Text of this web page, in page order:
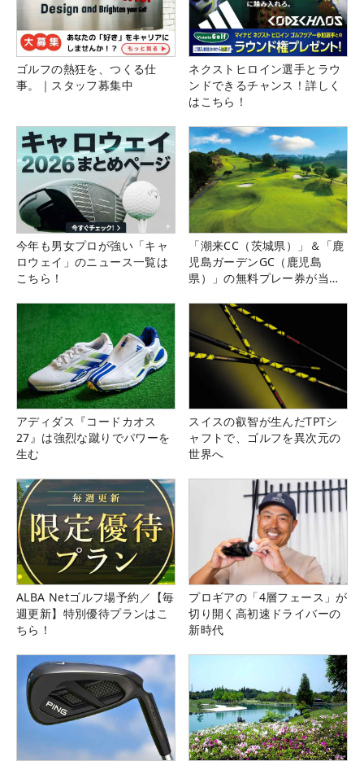
ゴルフの熱狂を、つくる仕
事。｜スタッフ募集中
ネクストヒロイン選手とラウ
ンドできるチャンス！詳しく
はこちら！
今年も男女プロが強い「キャ
ロウェイ」のニュース一覧は
こちら！
「潮来CC（茨城県）」＆「鹿
児島ガーデンGC（鹿児島
県）」の無料プレー券が当た
アディダス『コードカオス
27』は強烈な蹴りでパワーを
生む
スイスの叡智が生んだTPTシ
ャフトで、ゴルフを異次元の
世界へ
ALBA Netゴルフ場予約／【毎
週更新】特別優待プランはこ
ちら！
プロギアの「4層フェース」が
切り開く高初速ドライバーの
新時代